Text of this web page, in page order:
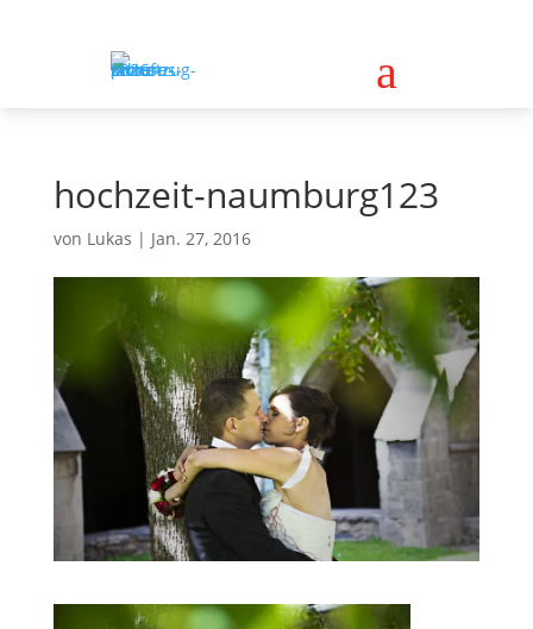
a
hochzeit-naumburg123
von Lukas | Jan. 27, 2016